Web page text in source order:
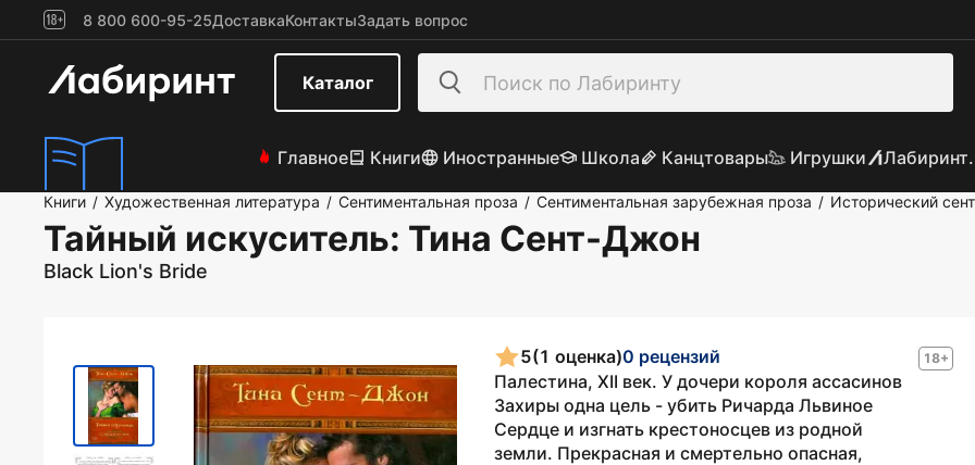
8 800 600-95-25ДоставкаКонтактыЗадать вопрос
Каталог
Главное Книги Иностранные Школа Канцтовары Игрушки
Книги / Художественная литература / Сентиментальная проза / Сентиментальная зарубежная проза / Исторический
Тайный искуситель: Тина Сент-Джон
Black Lion's Bride
18+
5(1 оценка)0 рецензий
Палестина, XII век. У дочери короля ассасинов
Захиры одна цель - убить Ричарда Львиное
Сердце и изгнать крестоносцев из родной
земли. Прекрасная и смертельно опасная,